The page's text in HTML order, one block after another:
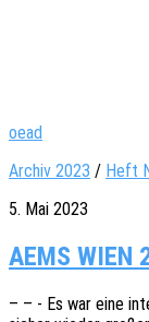
oead
Archiv 2023 / Heft
5. Mai 2023
AEMS
– – - Es war eine